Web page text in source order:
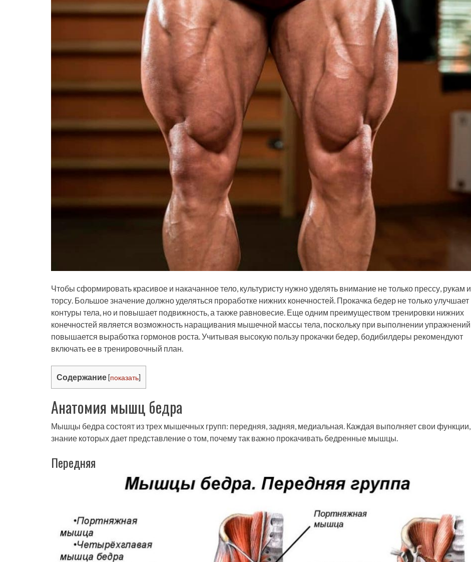
Чтобы сформировать красивое и накачанное тело, культуристу нужно уделять внимание не только прессу, рукам и
торсу. Большое значение должно уделяться проработке нижних конечностей. Прокачка бедер не только улучшает
контуры тела, но и повышает подвижность, а также равновесие. Еще одним преимуществом тренировки нижних
конечностей является возможность наращивания мышечной массы тела, поскольку при выполнении упражнений
повышается выработка гормонов роста. Учитывая высокую пользу прокачки бедер, бодибилдеры рекомендуют
включать ее в тренировочный план.
Содержание [показать]
Анатомия мышц бедра
Мышцы бедра состоят из трех мышечных групп: передняя, задняя, медиальная. Каждая выполняет свои функции,
знание которых дает представление о том, почему так важно прокачивать бедренные мышцы.
Передняя